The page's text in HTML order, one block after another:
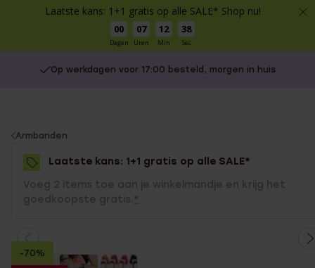
Laatste kans: 1+1 gratis op alle SALE* Shop nu!
00
Dagen
07
Uren
12
Min
38
Sec
Op werkdagen voor 17:00 besteld, morgen in huis
You
are
here:
Armbanden
Laatste kans: 1+1 gratis op alle SALE*
Voeg 2 items toe aan je winkelmandje en krijg het
goedkoopste gratis. *
-70%